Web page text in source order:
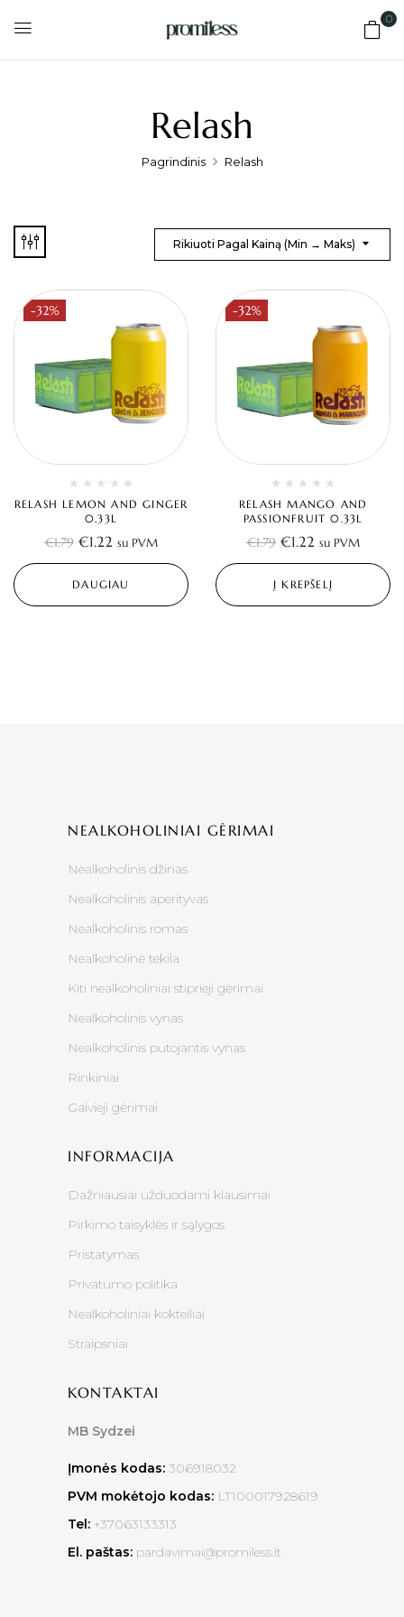
0
Relash
Pagrindinis Relash
Rikiuoti Pagal Kainą (min → Maks)
-32%
RELASH LEMON AND GINGER
0.33L
€1.79 €1.22 su PVM
DAUGIAU
-32%
RELASH MANGO AND
PASSIONFRUIT 0.33L
€1.79 €1.22 su PVM
Į KREPŠELĮ
NEALKOHOLINIAI GĖRIMAI
Nealkoholinis džinas
Nealkoholinis aperityvas
Nealkoholinis romas
Nealkoholinė tekila
Kiti nealkoholiniai stiprieji gėrimai
Nealkoholinis vynas
Nealkoholinis putojantis vynas
Rinkiniai
Gaivieji gėrimai
INFORMACIJA
Dažniausiai užduodami klausimai
Pirkimo taisyklės ir sąlygos
Pristatymas
Privatumo politika
Nealkoholiniai kokteiliai
Straipsniai
KONTAKTAI
MB Sydzei
Įmonės kodas: 306918032
PVM mokėtojo kodas: LT100017928619
Tel: +37063133313
El. paštas: pardavimai@promiless.lt